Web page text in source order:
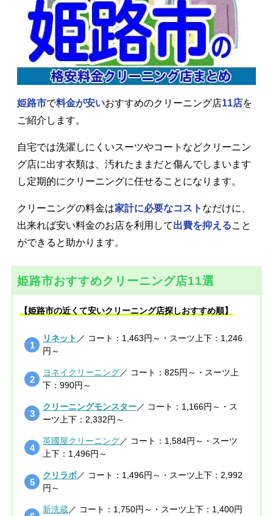
姫路市で料金が安いおすすめのクリーニング店11店を
ご紹介します。
自宅では洗濯しにくいスーツやコートなどクリーニン
グ店に出す衣類は、汚れたままだと傷んでしまいます
し定期的にクリーニングに任せることになります。
クリーニングの料金は家計に必要なコスト なだけに、
出来れば安い料金のお店を利用して出費を抑えること
ができると助かります。
姫路市おすすめクリーニング店11選
【姫路市の近くて安いクリーニング店探しおすすめ順】
リネット ／ コート：1,463円～・スーツ上下：1,246
円～
ヨネイクリーニング／ コート：825円～・スーツ上
下：990円～
クリーニングモンスター／ コート：1,166円～・ス
ーツ上下：2,332円～
英國屋クリーニング／ コート：1,584円～・スーツ
上下：1,496円～
クリラボ／ コート：1,496円～・スーツ上下：2,992
円～
新洗蔵／ コート：1,750円～・スーツ上下：1,400円